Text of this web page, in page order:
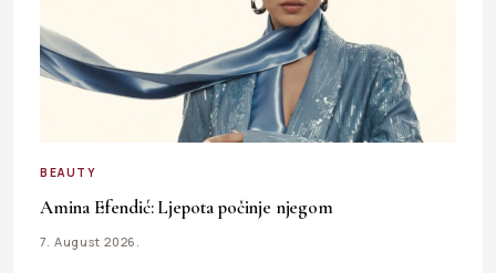
BEAUTY
Amina Efendić: Ljepota počinje njegom
7. August 2026.